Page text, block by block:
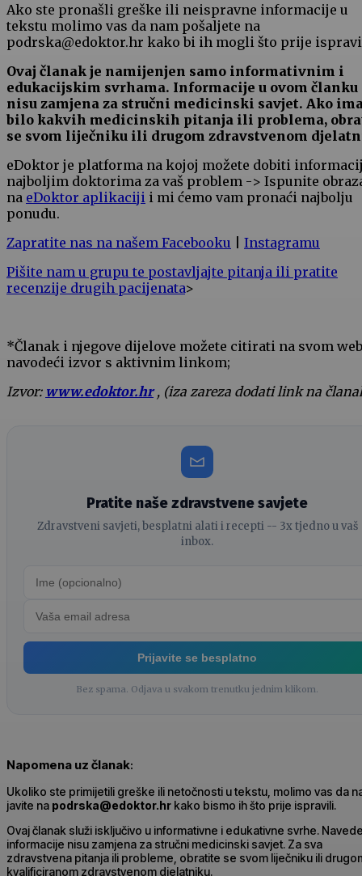
Ako ste pronašli greške ili neispravne informacije u
tekstu molimo vas da nam pošaljete na
podrska@edoktor.hr kako bi ih mogli što prije
Ovaj članak je namijenjen samo informativnim i
edukacijskim svrhama. Informacije u ovom članku
nisu zamjena za stručni medicinski savjet. Ako
bilo kakvih medicinskih pitanja ili problema,
se svom liječniku ili drugom zdravstvenom
eDoktor je platforma na kojoj možete dobiti
najboljim doktorima za vaš problem -> Ispunite
na eDoktor aplikaciji i mi ćemo vam pronaći najbolju
ponudu.
Zapratite nas na našem Facebooku
Instagramu
Pišite nam u grupu te postavljajte pitanja ili pratite
recenzije drugih pacijenata>
*Članak i njegove dijelove možete citirati na svom
navodeći izvor s aktivnim linkom;
Izvor: www.edoktor.hr, (iza zareza dodati link na
Pratite naše zdravstvene savjete
Zdravstveni savjeti, besplatni alati i recepti -- 3x tjedno u vaš
inbox.
Prijavite se besplatno
Bez spama. Odjava u svakom trenutku jednim klikom.
Napomena uz članak:
Ukoliko ste primijetili greške ili netočnosti u tekstu, molimo vas da
javite na podrska@edoktor.hr kako bismo ih što prije ispravili.
Ovaj članak služi isključivo u informativne i edukativne svrhe.
informacije nisu zamjena za stručni medicinski savjet. Za sva
zdravstvena pitanja ili probleme, obratite se svom liječniku ili
kvalificiranom zdravstvenom djelatniku.